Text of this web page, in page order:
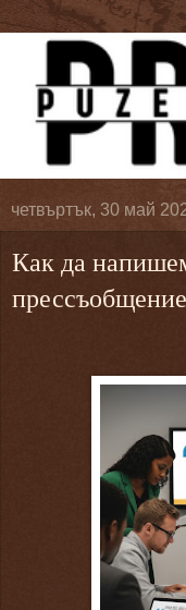
четвъртък, 30 май
Как да